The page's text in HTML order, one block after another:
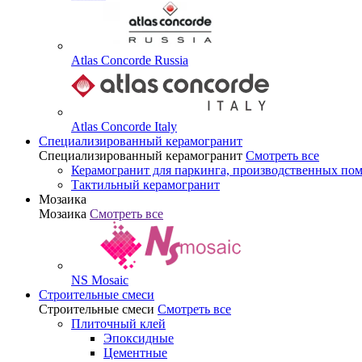
Atlas Concorde Russia
Atlas Concorde Italy
Специализированный керамогранит
Специализированный керамогранит Смотреть все
Керамогранит для паркинга, производственных
Тактильный керамогранит
Мозаика
Мозаика Смотреть все
NS Mosaic
Строительные смеси
Строительные смеси Смотреть все
Плиточный клей
Эпоксидные
Цементные